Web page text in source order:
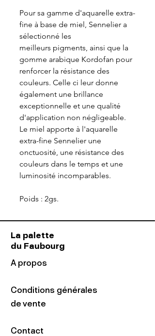
Pour sa gamme d'aquarelle extra-
fine à base de miel, Sennelier a
sélectionné les
meilleurs pigments, ainsi que la
gomme arabique Kordofan pour
renforcer la résistance des
couleurs. Celle ci leur donne
également une brillance
exceptionnelle et une qualité
d'application non négligeable.
Le miel apporte à l'aquarelle
extra-fine Sennelier une
onctuosité, une résistance des
couleurs dans le temps et une
luminosité incomparables.
Poids : 2gs.
La palette
du Faubourg
A propos
Conditions générales
de vente
Contact